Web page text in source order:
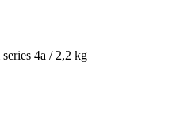
4a / 2,2 kg